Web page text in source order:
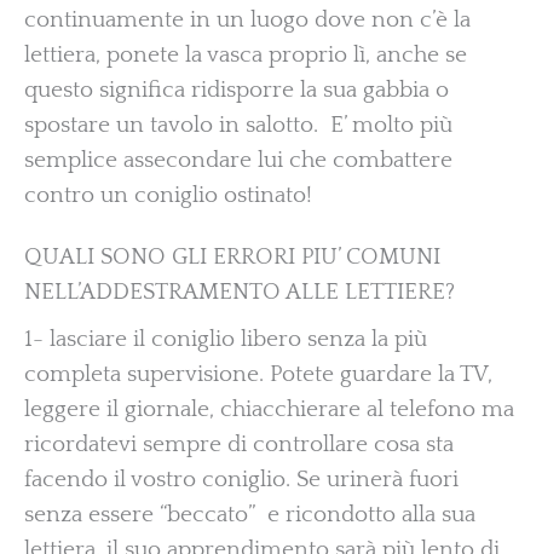
continuamente in un luogo dove non c’è la
lettiera, ponete la vasca proprio lì, anche se
questo significa ridisporre la sua gabbia o
spostare un tavolo in salotto. E’ molto più
semplice assecondare lui che combattere
contro un coniglio ostinato!
QUALI SONO GLI ERRORI PIU’ COMUNI
NELL’ADDESTRAMENTO ALLE LETTIERE?
1- lasciare il coniglio libero senza la più
completa supervisione. Potete guardare la TV,
leggere il giornale, chiacchierare al telefono ma
ricordatevi sempre di controllare cosa sta
facendo il vostro coniglio. Se urinerà fuori
senza essere “beccato” e ricondotto alla sua